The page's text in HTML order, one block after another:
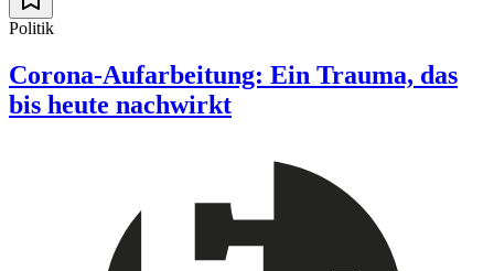
Politik
Corona-Aufarbeitung: Ein Trauma, das
bis heute nachwirkt